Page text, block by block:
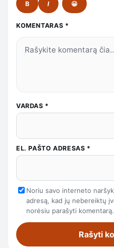
B I 😀
KOMENTARAS *
VARDAS *
EL. PAŠTO ADRESAS *
Noriu savo interneto
adresą, kad jų nebereiktų
norėsiu parašyti komentarą.